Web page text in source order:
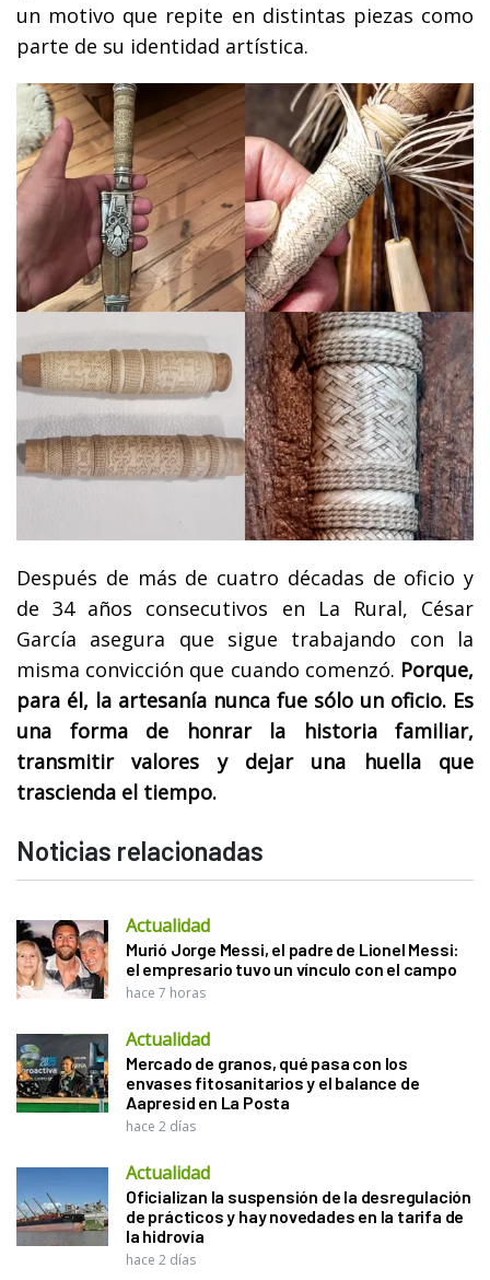
un motivo que repite en distintas piezas como
parte de su identidad artística.
Después de más de cuatro décadas de oficio y
de 34 años consecutivos en La Rural, César
García asegura que sigue trabajando con la
misma convicción que cuando comenzó. Porque,
para él, la artesanía nunca fue sólo un oficio. Es
una forma de honrar la historia familiar,
transmitir valores y dejar una huella que
trascienda el tiempo.
Noticias relacionadas
Actualidad
Murió Jorge Messi, el padre de Lionel Messi:
el empresario tuvo un vínculo con el campo
hace 7 horas
Actualidad
Mercado de granos, qué pasa con los
envases fitosanitarios y el balance de
Aapresid en La Posta
hace 2 días
Actualidad
Oficializan la suspensión de la desregulación
de prácticos y hay novedades en la tarifa de
la hidrovía
hace 2 días